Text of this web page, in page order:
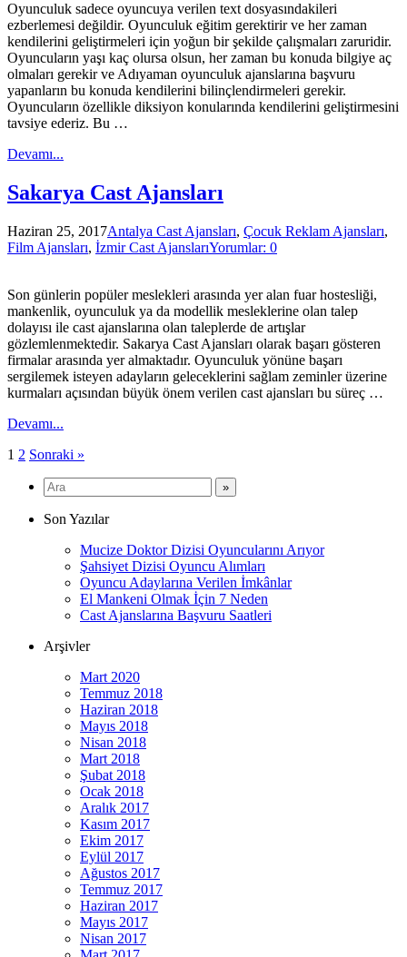
Oyunculuk sadece oyuncuya verilen text dosyasındakileri
ezberlemesi değildir. Oyunculuk eğitim gerektirir ve her zaman
kendilerini geliştirmeleri için yoğun bir şekilde çalışmaları zaruridir.
Oyuncuların yaşı kaç olursa olsun, her zaman bu konuda bilgiye aç
olmaları gerekir ve Adıyaman oyunculuk ajanslarına başvuru
yapanların bu konuda kendilerini bilinçlendirmeleri gerekir.
Oyuncuların özellikle diksiyon konularında kendilerini geliştirmesini
tavsiye ederiz. Bu …
Devamı...
Sakarya Cast Ajansları
Haziran 25, 2017Antalya Cast Ajansları, Çocuk Reklam Ajansları,
Film Ajansları, İzmir Cast AjanslarıYorumlar: 0
Son günlerin popüler meslekleri arasında yer alan fuar hostesliği,
mankenlik, oyunculuk ya da modellik mesleklerine olan talep
dolayısı ile cast ajanslarına olan taleplerde de artışlar
gözlemlenmektedir. Sakarya Cast Ajansları olarak başarı gösteren
firmalar arasında yer almaktadır. Oyunculuk yönüne başarı
sergilemek isteyen adayların geleceklerini sağlam zeminler üzerine
kurmaları açısından büyük önem verilen cast ajansları bu süreç …
Devamı...
Yazı
sayfalaması
1 2 Sonraki »
Son Yazılar
Mucize Doktor Dizisi Oyuncularını Arıyor
Şahsiyet Dizisi Oyuncu Alımları
Oyuncu Adaylarına Verilen İmkânlar
El Mankeni Olmak İçin 7 Neden
Cast Ajanslarına Başvuru Saatleri
Arşivler
Mart 2020
Temmuz 2018
Haziran 2018
Mayıs 2018
Nisan 2018
Mart 2018
Şubat 2018
Ocak 2018
Aralık 2017
Kasım 2017
Ekim 2017
Eylül 2017
Ağustos 2017
Temmuz 2017
Haziran 2017
Mayıs 2017
Nisan 2017